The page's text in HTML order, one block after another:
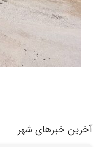
آخرین خبرهای شهر